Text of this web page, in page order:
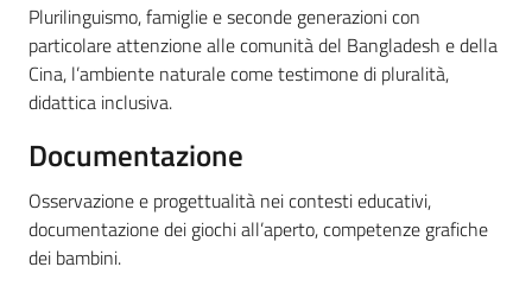
Plurilinguismo, famiglie e seconde generazioni con
particolare attenzione alle comunità del Bangladesh e della
Cina, l’ambiente naturale come testimone di pluralità,
didattica inclusiva.
Documentazione
Osservazione e progettualità nei contesti educativi,
documentazione dei giochi all’aperto, competenze grafiche
dei bambini.